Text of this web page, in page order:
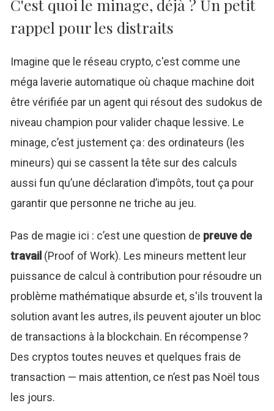
C'est quoi le minage, déjà ? Un petit
rappel pour les distraits
Imagine que le réseau crypto, c'est comme une
méga laverie automatique où chaque machine doit
être vérifiée par un agent qui résout des sudokus de
niveau champion pour valider chaque lessive. Le
minage, c’est justement ça : des ordinateurs (les
mineurs) qui se cassent la tête sur des calculs
aussi fun qu’une déclaration d’impôts, tout ça pour
garantir que personne ne triche au jeu.
Pas de magie ici : c’est une question de preuve de
travail (Proof of Work). Les mineurs mettent leur
puissance de calcul à contribution pour résoudre un
problème mathématique absurde et, s'ils trouvent la
solution avant les autres, ils peuvent ajouter un bloc
de transactions à la blockchain. En récompense ?
Des cryptos toutes neuves et quelques frais de
transaction — mais attention, ce n’est pas Noël tous
les jours.